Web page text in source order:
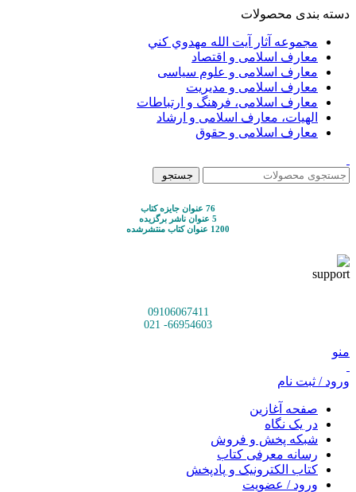
دسته بندی محصولات
مجموعه آثار آيت الله مهدوي كني
معارف اسلامی و اقتصاد
معارف اسلامی و علوم سیاسی
معارف اسلامی و مدیریت
معارف اسلامی، فرهنگ و ارتباطات
الهیات، معارف اسلامی و ارشاد
معارف اسلامی و حقوق
جستجو
76 عنوان جایزه کتاب
5 عنوان ناشر برگزیده
1200 عنوان کتاب منتشرشده
09106067411
66954603- 021
منو
ورود / ثبت نام
صفحه آغازین
در یک نگاه
شبکه پخش و فروش
رسانه معرفی کتاب
کتاب الکترونیک و پادپخش
ورود / عضویت